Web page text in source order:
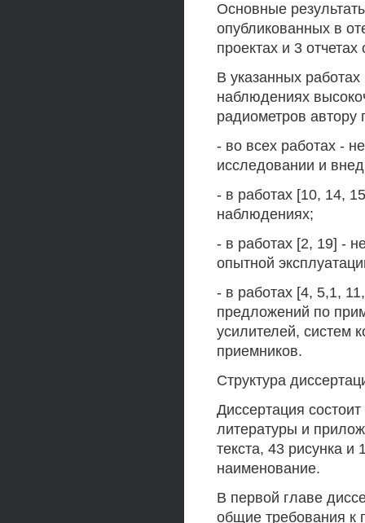
Основные
опубликованных в
проектах и 3
В указанных
наблюдениях
радиометров автору
- во всех работах -
исследовании и
- в работах [10, 14,
наблюдениях;
- в работах [2, 19] -
опытной
- в работах [4, 5,1,
предложений по
усилителей, систем
приемников.
Структура
Диссертация
литературы и
текста, 43 рисунка и
наименование.
В первой главе
общие требования к